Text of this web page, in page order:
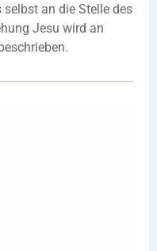
selbst an die Stelle des
Jesu wird an